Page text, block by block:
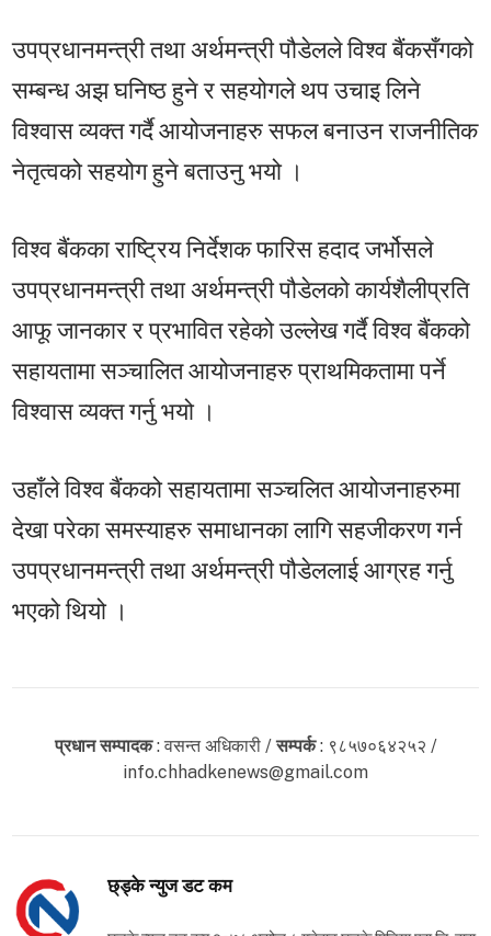
उपप्रधानमन्त्री तथा अर्थमन्त्री पौडेलले विश्व बैंकसँगको
सम्बन्ध अझ घनिष्ठ हुने र सहयोगले थप उचाइ लिने
विश्वास व्यक्त गर्दै आयोजनाहरु सफल बनाउन राजनीतिक
नेतृत्वको सहयोग हुने बताउनु भयो ।
विश्व बैंकका राष्ट्रिय निर्देशक फारिस हदाद जर्भोसले
उपप्रधानमन्त्री तथा अर्थमन्त्री पौडेलको कार्यशैलीप्रति
आफू जानकार र प्रभावित रहेको उल्लेख गर्दै विश्व बैंकको
सहायतामा सञ्चालित आयोजनाहरु प्राथमिकतामा पर्ने
विश्वास व्यक्त गर्नु भयो ।
उहाँले विश्व बैंकको सहायतामा सञ्चलित आयोजनाहरुमा
देखा परेका समस्याहरु समाधानका लागि सहजीकरण गर्न
उपप्रधानमन्त्री तथा अर्थमन्त्री पौडेललाई आग्रह गर्नु
भएको थियो ।
प्रधान सम्पादक: वसन्त अधिकारी /सम्पर्क: ९८५७०६४२५२ /
info.chhadkenews@gmail.com
छ्ड्के न्युज डट कम